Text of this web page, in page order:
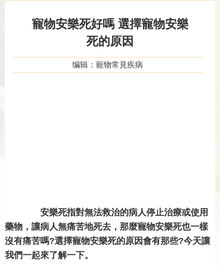
寵物安樂死好嗎 選擇寵物安樂
死的原因
编辑：寵物常見疾病
安樂死指對無法救治的病人停止治療或使用
藥物，讓病人無痛苦地死去，那麼寵物安樂死也一樣
沒有痛苦嗎?選擇寵物安樂死的原因會有那些?今天讓
我們一起來了解一下。